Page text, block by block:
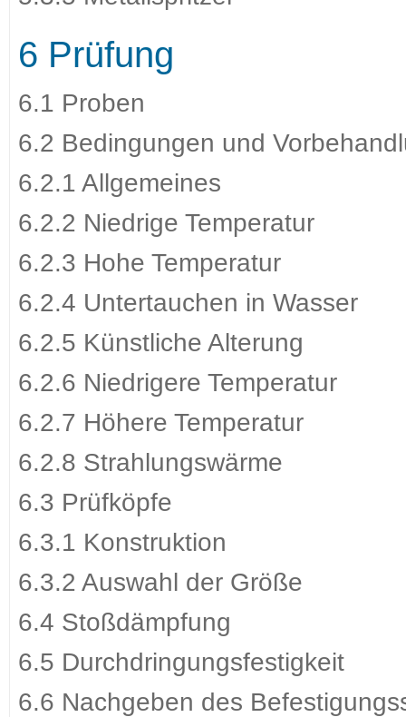
6 Prüfung
6.1 Proben
6.2 Bedingungen und
6.2.1 Allgemeines
6.2.2 Niedrige Temperatur
6.2.3 Hohe Temperatur
6.2.4 Untertauchen in Wasser
6.2.5 Künstliche Alterung
6.2.6 Niedrigere Temperatur
6.2.7 Höhere Temperatur
6.2.8 Strahlungswärme
6.3 Prüfköpfe
6.3.1 Konstruktion
6.3.2 Auswahl der Größe
6.4 Stoßdämpfung
6.5 Durchdringungsfestigkeit
6.6 Nachgeben des